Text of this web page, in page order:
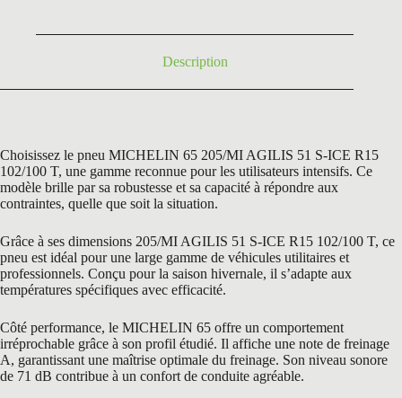
Description
Choisissez le pneu MICHELIN 65 205/MI AGILIS 51 S-ICE R15
102/100 T, une gamme reconnue pour les utilisateurs intensifs. Ce
modèle brille par sa robustesse et sa capacité à répondre aux
contraintes, quelle que soit la situation.
Grâce à ses dimensions 205/MI AGILIS 51 S-ICE R15 102/100 T, ce
pneu est idéal pour une large gamme de véhicules utilitaires et
professionnels. Conçu pour la saison hivernale, il s’adapte aux
températures spécifiques avec efficacité.
Côté performance, le MICHELIN 65 offre un comportement
irréprochable grâce à son profil étudié. Il affiche une note de freinage
A, garantissant une maîtrise optimale du freinage. Son niveau sonore
de 71 dB contribue à un confort de conduite agréable.